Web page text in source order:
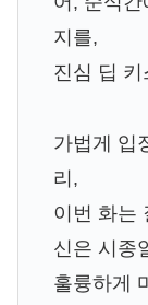
지를,
진심 딥
가법게 입
리,
이번 화는
신은 시종
훌륭하게